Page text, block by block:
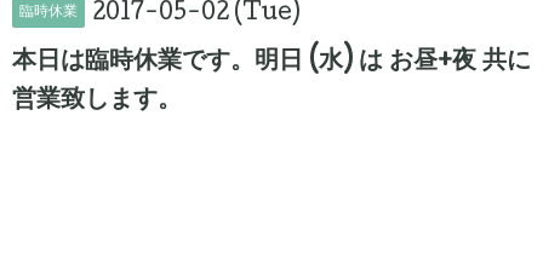
臨時休業 2017-05-02 (Tue)
本日は臨時休業です。明日 (水) は お昼+夜 共に
営業致します。